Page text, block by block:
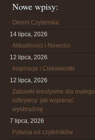
Nowe wpisy:
Okiem Czytelnika
14 lipca, 2026
Aktualności i Nowości
12 lipca, 2026
Inspiracje i Ciekawostki
12 lipca, 2026
Zabawki kreatywne dla małego
odkrywcy: jak wspierać
wyobraźnię
7 lipca, 2026
Pytania od czytelników